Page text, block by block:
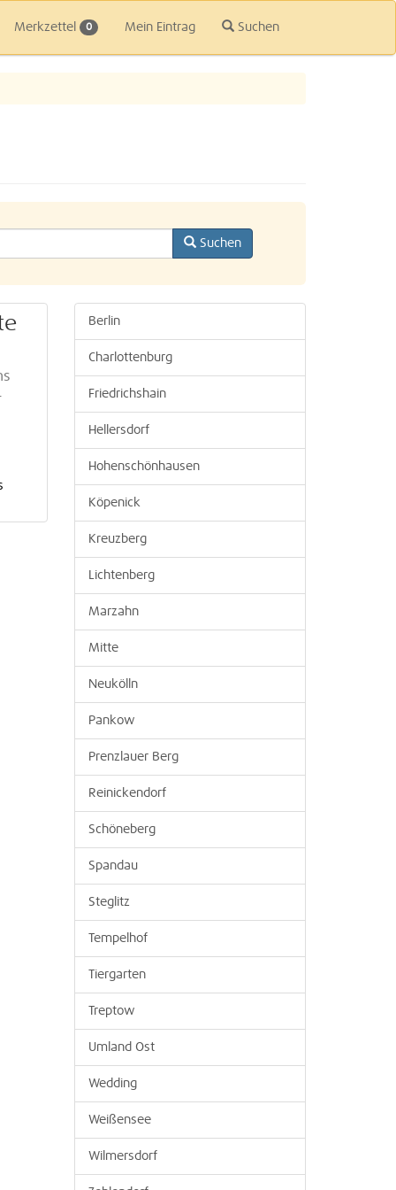
Merkzettel 0 Mein Eintrag Suchen
Suchen
Berlin
Charlottenburg
Friedrichshain
Hellersdorf
Hohenschönhausen
Köpenick
Kreuzberg
Lichtenberg
Marzahn
Mitte
Neukölln
Pankow
Prenzlauer Berg
Reinickendorf
Schöneberg
Spandau
Steglitz
Tempelhof
Tiergarten
Treptow
Umland Ost
Wedding
Weißensee
Wilmersdorf